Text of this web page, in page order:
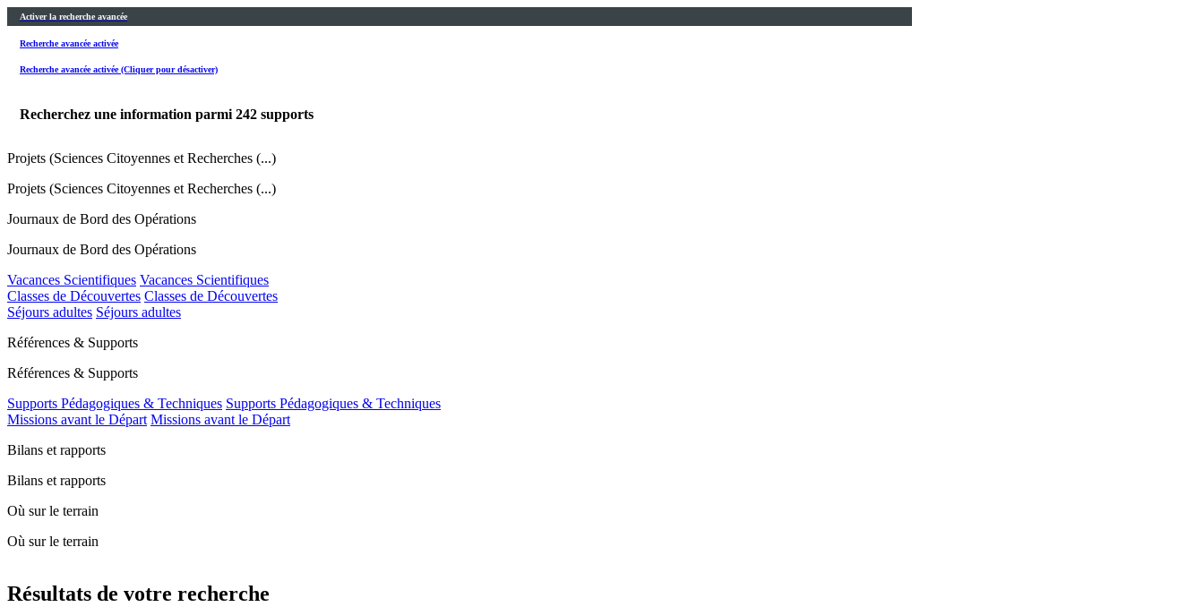
Activer la recherche avancée
Recherche avancée activée
Recherche avancée activée (Cliquer pour désactiver)
Recherchez une information parmi 242 supports
Projets (Sciences Citoyennes et Recherches (...)
Projets (Sciences Citoyennes et Recherches (...)
Journaux de Bord des Opérations
Journaux de Bord des Opérations
Vacances Scientifiques Vacances Scientifiques
Classes de Découvertes Classes de Découvertes
Séjours adultes Séjours adultes
Références & Supports
Références & Supports
Supports Pédagogiques & Techniques Supports Pédagogiques & Techniques
Missions avant le Départ Missions avant le Départ
Bilans et rapports
Bilans et rapports
Où sur le terrain
Où sur le terrain
Résultats de votre recherche